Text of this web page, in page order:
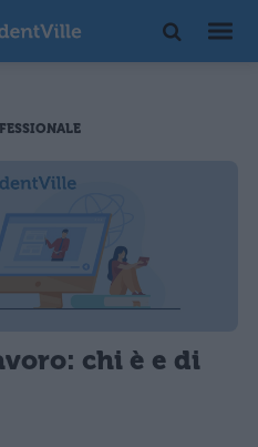
chi è e di